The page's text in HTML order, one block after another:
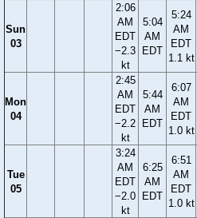
Sun
03
2:06
AM
EDT
−2.3
kt
5:04
AM
EDT
5:24
AM
EDT
1.1 kt
Mon
04
2:45
AM
EDT
−2.2
kt
5:44
AM
EDT
6:07
AM
EDT
1.0 kt
Tue
05
3:24
AM
EDT
−2.0
kt
6:25
AM
EDT
6:51
AM
EDT
1.0 kt